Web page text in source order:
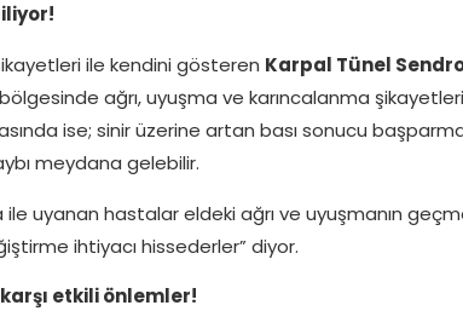
ile kendini gösteren Karpal Tünel
ağrı, uyuşma ve karıncalanma
ise; sinir üzerine artan bası sonucu
meydana gelebilir.
ile uyanan hastalar eldeki ağrı ve uyuşmanın
ihtiyacı hissederler” diyor.
etkili önlemler!